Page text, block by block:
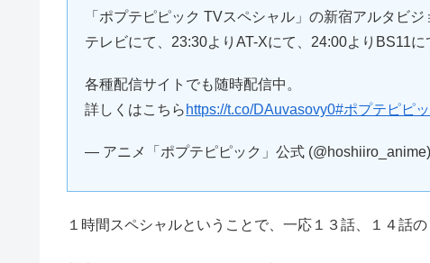
「ポプテピピック TVスペシャル」の新宿アルタビ
テレビにて、23:30よりAT-Xにて、24:00よりBS11に
各種配信サイトでも随時配信中。
詳しくはこちら https://t.co/DAuvasovy0#ポプテピピ
— アニメ「ポプテピピック」公式
１時間スペシャルということで、一応１３話、１４話の